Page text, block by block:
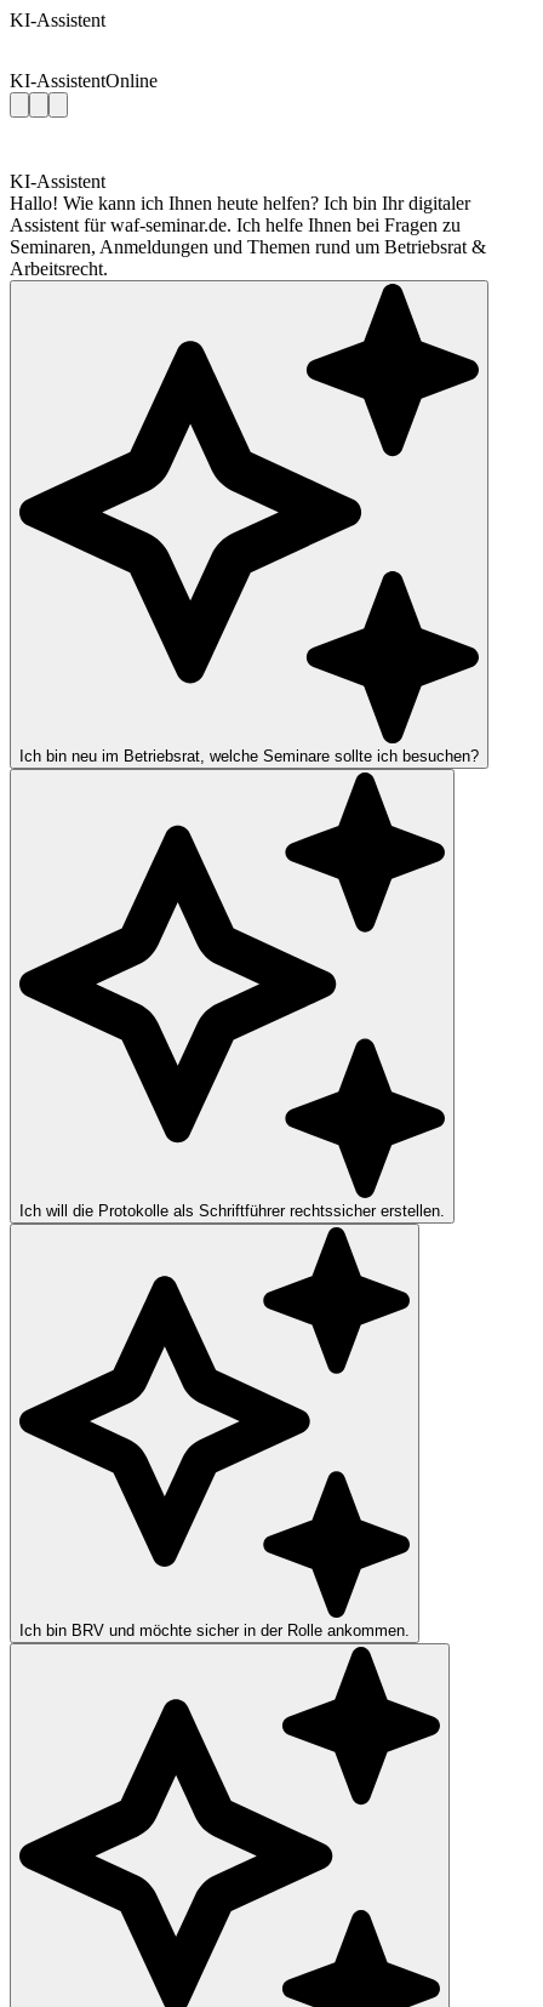
KI-Assistent
KI-AssistentOnline
KI-Assistent
Hallo! Wie kann ich Ihnen heute helfen? Ich bin Ihr digitaler
Assistent für waf-seminar.de. Ich helfe Ihnen bei Fragen zu
Seminaren, Anmeldungen und Themen rund um Betriebsrat &
Arbeitsrecht.
Ich bin neu im Betriebsrat, welche Seminare sollte ich besuchen?
Ich will die Protokolle als Schriftführer rechtssicher erstellen.
Ich bin BRV und möchte sicher in der Rolle ankommen.